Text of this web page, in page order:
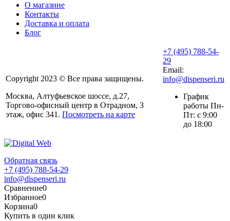
О магазине
Контакты
Доставка и оплата
Блог
Copyright 2023 © Все права защищены.
Москва, Алтуфьевское шоссе, д.27,
Торгово-офисный центр в Отрадном, 3
этаж, офис 341. Посмотреть на карте
+7 (495) 788-54-
29
Email:
info@dispenseri.ru
График
работы Пн-
Пт: с 9:00
до 18:00
Обратная связь
+7 (495) 788-54-29
info@dispenseri.ru
Сравнение0
Избранное0
Корзина0
Купить в один клик